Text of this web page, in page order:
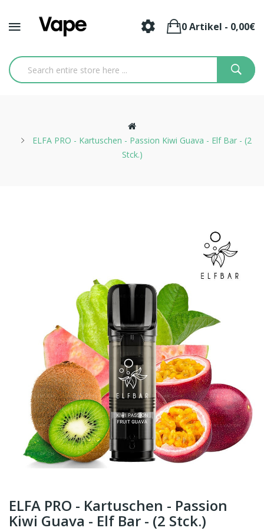
0 Artikel - 0,00€
ELFA PRO - Kartuschen - Passion Kiwi Guava - Elf Bar - (2
Stck.)
ELFA PRO - Kartuschen - Passion
Kiwi Guava - Elf Bar - (2 Stck.)